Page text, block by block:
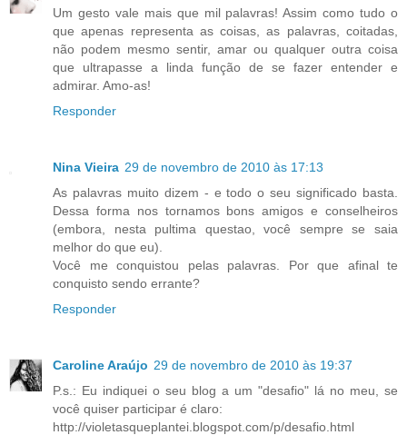
Um gesto vale mais que mil palavras! Assim como tudo o
que apenas representa as coisas, as palavras, coitadas,
não podem mesmo sentir, amar ou qualquer outra coisa
que ultrapasse a linda função de se fazer entender e
admirar. Amo-as!
Responder
Nina Vieira 29 de novembro de 2010 às 17:13
As palavras muito dizem - e todo o seu significado basta.
Dessa forma nos tornamos bons amigos e conselheiros
(embora, nesta pultima questao, você sempre se saia
melhor do que eu).
Você me conquistou pelas palavras. Por que afinal te
conquisto sendo errante?
Responder
Caroline Araújo 29 de novembro de 2010 às 19:37
P.s.: Eu indiquei o seu blog a um "desafio" lá no meu, se
você quiser participar é claro:
http://violetasqueplantei.blogspot.com/p/desafio.html